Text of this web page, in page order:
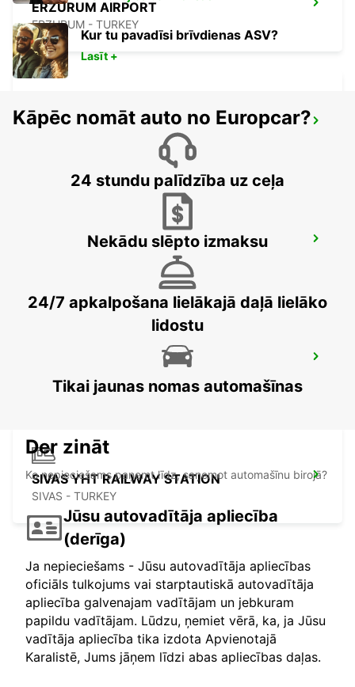
ERZURUM AIRPORT
ERZURUM - TURKEY
MALATYA CITY
MALATYA ERHAC APT MEET AND GREET
SIVAS - TURKEY
SIVAS YHT RAILWAY STATION
SIVAS - TURKEY
Kur tu pavadīsi brīvdienas ASV?
Lasīt +
Kāpēc nomāt auto no Europcar?
24 stundu palīdzība uz ceļa
Nekādu slēpto izmaksu
24/7 apkalpošana lielākajā daļā lielāko
lidostu
Tikai jaunas nomas automašīnas
Der zināt
Ko nepieciešams paņemt līdz, saņemot automašīnu birojā?
Jūsu autovadītāja apliecība
(derīga)
Ja nepieciešams - Jūsu autovadītāja apliecības
oficiāls tulkojums vai starptautiskā autovadītāja
apliecība galvenajam vadītājam un jebkuram
papildu vadītājam. Lūdzu, ņemiet vērā, ka, ja Jūsu
vadītāja apliecība tika izdota Apvienotajā
Karalistē, Jums jāņem līdzi abas apliecības daļas.